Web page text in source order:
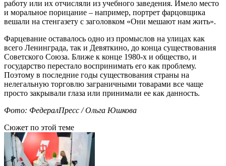
работу или их отчисляли из учебного заведения. Имело место
и моральное порицание – например, портрет фарцовщика
вешали на стенгазету с заголовком «Они мешают нам жить».
Фарцевание оставалось одно из промыслов на улицах как
всего Ленинграда, так и Девяткино, до конца существования
Советского Союза. Ближе к конце 1980-х и общество, и
государство перестало воспринимать его как проблему.
Поэтому в последние годы существования страны на
нелегальную торговлю заграничными товарами все чаще
просто закрывали глаза или принимали ее как данность.
Фото: ФедералПресс / Ольга Юшкова
Сюжет по этой теме